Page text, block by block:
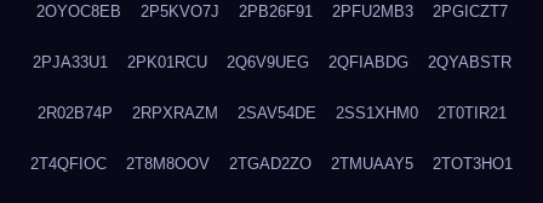
2OYOC8EB 2P5KVO7J 2PB26F91 2PFU2MB3 2PGICZT7
2PJA33U1 2PK01RCU 2Q6V9UEG 2QFIABDG 2QYABSTR
2R02B74P 2RPXRAZM 2SAV54DE 2SS1XHM0 2T0TIR21
2T4QFIOC 2T8M8OOV 2TGAD2ZO 2TMUAAY5 2TOT3HO1